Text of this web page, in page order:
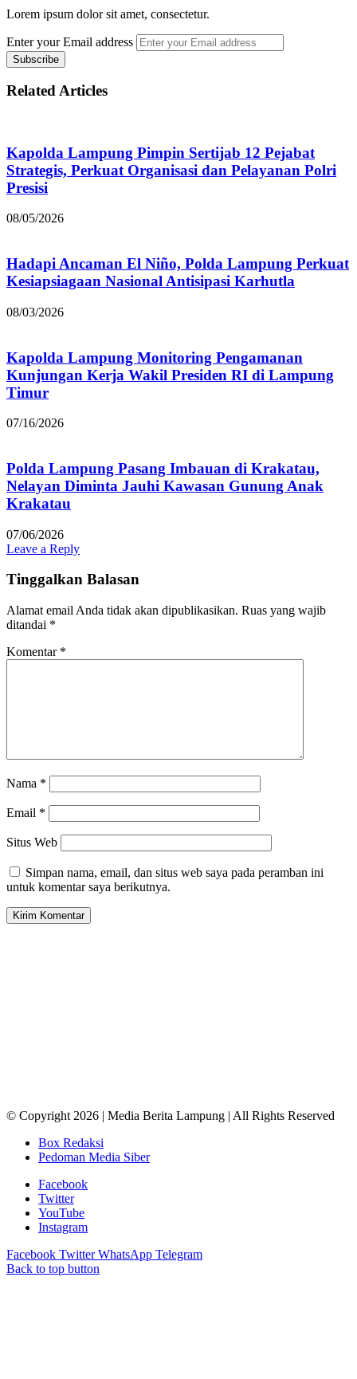
Lorem ipsum dolor sit amet, consectetur.
Enter your Email address
Related Articles
Kapolda Lampung Pimpin Sertijab 12 Pejabat
Strategis, Perkuat Organisasi dan Pelayanan Polri
Presisi
08/05/2026
Hadapi Ancaman El Niño, Polda Lampung Perkuat
Kesiapsiagaan Nasional Antisipasi Karhutla
08/03/2026
Kapolda Lampung Monitoring Pengamanan
Kunjungan Kerja Wakil Presiden RI di Lampung
Timur
07/16/2026
Polda Lampung Pasang Imbauan di Krakatau,
Nelayan Diminta Jauhi Kawasan Gunung Anak
Krakatau
07/06/2026
Leave a Reply
Tinggalkan Balasan
Alamat email Anda tidak akan dipublikasikan. Ruas yang wajib
ditandai *
Komentar *
Nama *
Email *
Situs Web
Simpan nama, email, dan situs web saya pada peramban ini
untuk komentar saya berikutnya.
© Copyright 2026 | Media Berita Lampung | All Rights Reserved
Box Redaksi
Pedoman Media Siber
Facebook
Twitter
YouTube
Instagram
Facebook Twitter WhatsApp Telegram
Back to top button